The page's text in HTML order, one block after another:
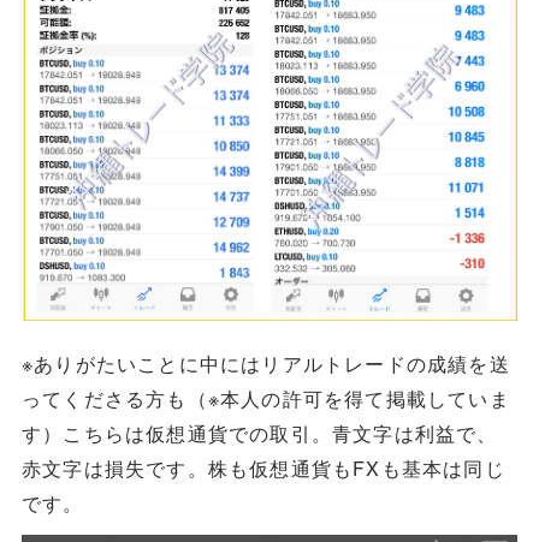
※ありがたいことに中にはリアルトレードの成績を送
ってくださる方も（※本人の許可を得て掲載していま
す）こちらは仮想通貨での取引。青文字は利益で、
赤文字は損失です。株も仮想通貨もFXも基本は同じ
です。